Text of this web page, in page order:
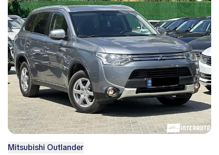
Mitsubishi Outlander